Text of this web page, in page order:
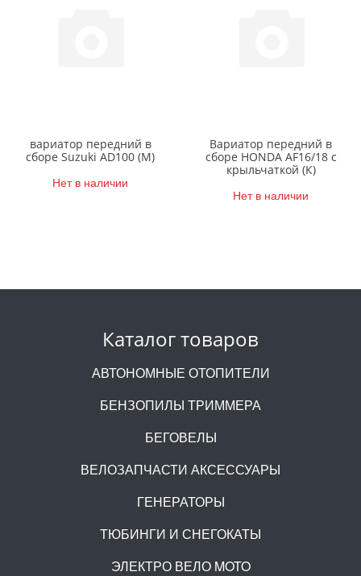
вариатор передний в
сборе Suzuki AD100 (М)
Нет в наличии
Вариатор передний в
сборе HONDA AF16/18 с
крыльчаткой (К)
Нет в наличии
Каталог товаров
АВТОНОМНЫЕ ОТОПИТЕЛИ
БЕНЗОПИЛЫ ТРИММЕРА
БЕГОВЕЛЫ
ВЕЛОЗАПЧАСТИ АКСЕССУАРЫ
ГЕНЕРАТОРЫ
ТЮБИНГИ И СНЕГОКАТЫ
ЭЛЕКТРО ВЕЛО MOTO